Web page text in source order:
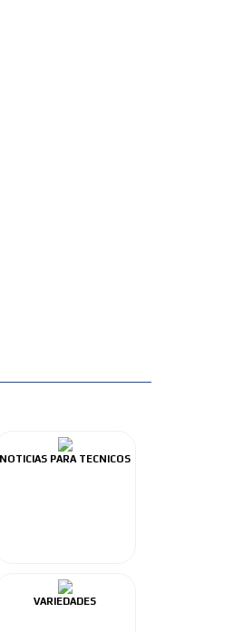
NOTICIAS PARA TECNICOS
VARIEDADES